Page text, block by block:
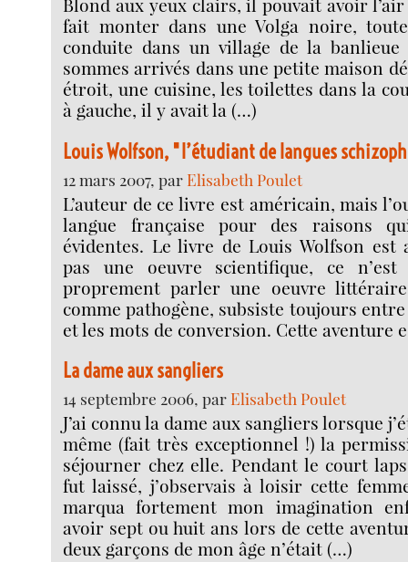
Blond aux yeux clairs, il pouvait avoir l’air
fait monter dans une Volga noire,
conduite dans un village de la banlieue
sommes arrivés dans une petite maison
étroit, une cuisine, les toilettes dans la
à gauche, il y avait la (…)
Louis Wolfson, "l’étudiant de langues
12 mars 2007, parElisabeth Poulet
L’auteur de ce livre est américain, mais
langue française pour des raisons
évidentes. Le livre de Louis Wolfson est
pas une oeuvre scientifique, ce
proprement parler une oeuvre
comme pathogène, subsiste toujours
et les mots de conversion. Cette aventure
La dame aux sangliers
14 septembre 2006, parElisabeth Poulet
J’ai connu la dame aux sangliers lorsque
même (fait très exceptionnel !) la
séjourner chez elle. Pendant le court
fut laissé, j’observais à loisir cette
marqua fortement mon imagination
avoir sept ou huit ans lors de cette
deux garçons de mon âge n’était (…)